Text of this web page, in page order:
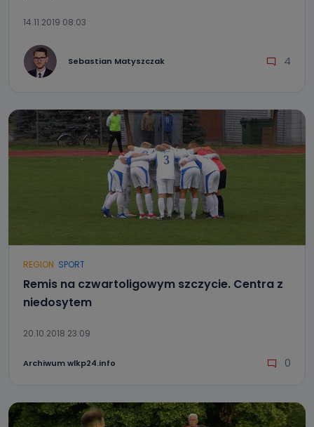
14.11.2019 08:03
Sebastian Matyszczak 4
REGION SPORT
Remis na czwartoligowym szczycie. Centra z
niedosytem
20.10.2018 23:09
Archiwum wlkp24.info 0